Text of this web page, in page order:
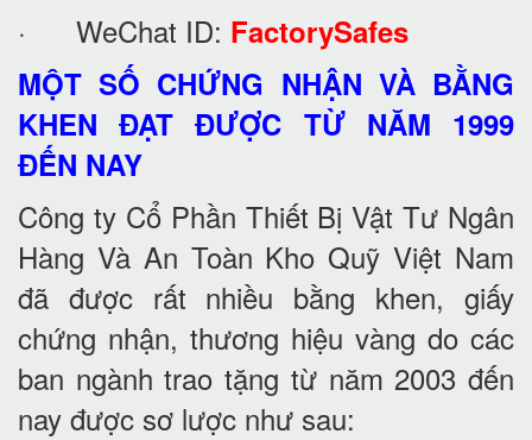
· WeChat ID: FactorySafes
MỘT SỐ CHỨNG NHẬN VÀ BẰNG
KHEN ĐẠT ĐƯỢC TỪ NĂM 1999
ĐẾN NAY
Công ty Cổ Phần Thiết Bị Vật Tư Ngân
Hàng Và An Toàn Kho Quỹ Việt Nam
đã được rất nhiều bằng khen, giấy
chứng nhận, thương hiệu vàng do các
ban ngành trao tặng từ năm 2003 đến
nay được sơ lược như sau: